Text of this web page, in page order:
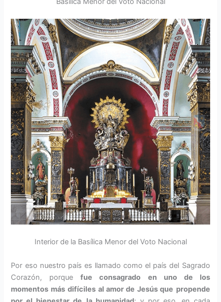
Interior de la Basílica Menor del Voto Nacional
Por eso nuestro país es llamado como el país del Sagrado
Corazón, porquefue consagrado
en uno de los
momentos más difíciles al amor de Jesús que propende